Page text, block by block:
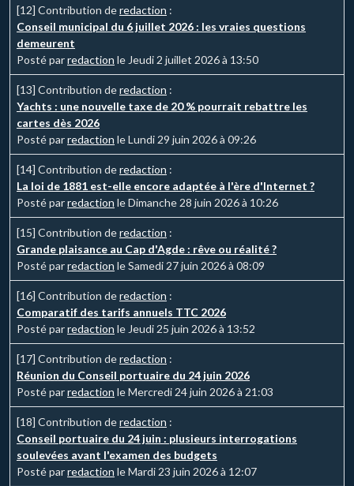
[12] Contribution deredaction :
Conseil municipal du 6 juillet 2026 : les vraies questions
demeurent
Posté parredaction le Jeudi 2 juillet 2026 à 13:50
[13] Contribution deredaction :
Yachts : une nouvelle taxe de 20 % pourrait rebattre les
cartes dès 2026
Posté parredaction le Lundi 29 juin 2026 à 09:26
[14] Contribution deredaction :
La loi de 1881 est-elle encore adaptée à l'ère d'Internet ?
Posté parredaction le Dimanche 28 juin 2026 à 10:26
[15] Contribution deredaction :
Grande plaisance au Cap d'Agde : rêve ou réalité ?
Posté parredaction le Samedi 27 juin 2026 à 08:09
[16] Contribution deredaction :
Comparatif des tarifs annuels TTC 2026
Posté parredaction le Jeudi 25 juin 2026 à 13:52
[17] Contribution deredaction :
Réunion du Conseil portuaire du 24 juin 2026
Posté parredaction le Mercredi 24 juin 2026 à 21:03
[18] Contribution deredaction :
Conseil portuaire du 24 juin : plusieurs interrogations
soulevées avant l'examen des budgets
Posté parredaction le Mardi 23 juin 2026 à 12:07